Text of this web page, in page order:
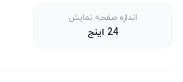
اندازه صفحه نمایش
24 اینج